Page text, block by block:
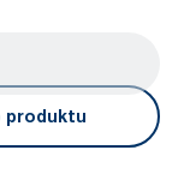
produktu